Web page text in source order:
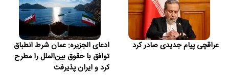
عراقچی پیام جدیدی صادر کرد
ادعای الجزیره: عمان شرط انطباق
توافق با حقوق بین‌الملل را مطرح
کرد و ایران پذیرفت